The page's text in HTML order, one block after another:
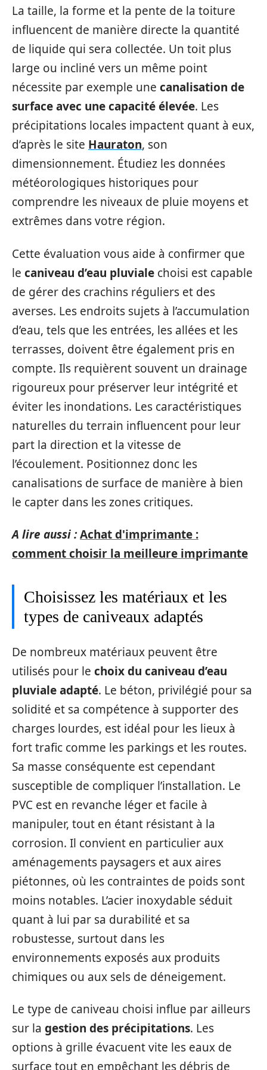
La taille, la forme et la pente de la toiture
influencent de manière directe la quantité
de liquide qui sera collectée. Un toit plus
large ou incliné vers un même point
nécessite par exemple une canalisation de
surface avec une capacité élevée. Les
précipitations locales impactent quant à eux,
d’après le site Hauraton, son
dimensionnement. Étudiez les données
météorologiques historiques pour
comprendre les niveaux de pluie moyens et
extrêmes dans votre région.
Cette évaluation vous aide à confirmer que
le caniveau d’eau pluviale choisi est capable
de gérer des crachins réguliers et des
averses. Les endroits sujets à l’accumulation
d’eau, tels que les entrées, les allées et les
terrasses, doivent être également pris en
compte. Ils requièrent souvent un drainage
rigoureux pour préserver leur intégrité et
éviter les inondations. Les caractéristiques
naturelles du terrain influencent pour leur
part la direction et la vitesse de
l’écoulement. Positionnez donc les
canalisations de surface de manière à bien
le capter dans les zones critiques.
A lire aussi :Achat d'imprimante :
comment choisir la meilleure imprimante
Choisissez les matériaux et les
types de caniveaux adaptés
De nombreux matériaux peuvent être
utilisés pour le choix du caniveau d’eau
pluviale adapté. Le béton, privilégié pour sa
solidité et sa compétence à supporter des
charges lourdes, est idéal pour les lieux à
fort trafic comme les parkings et les routes.
Sa masse conséquente est cependant
susceptible de compliquer l’installation. Le
PVC est en revanche léger et facile à
manipuler, tout en étant résistant à la
corrosion. Il convient en particulier aux
aménagements paysagers et aux aires
piétonnes, où les contraintes de poids sont
moins notables. L’acier inoxydable séduit
quant à lui par sa durabilité et sa
robustesse, surtout dans les
environnements exposés aux produits
chimiques ou aux sels de déneigement.
Le type de caniveau choisi influe par ailleurs
sur la gestion des précipitations. Les
options à grille évacuent vite les eaux de
surface tout en empêchant les débris de